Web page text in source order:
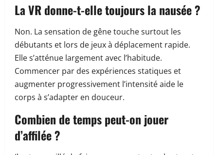
La VR donne-t-elle toujours la nausée ?
Non. La sensation de gêne touche surtout les
débutants et lors de jeux à déplacement rapide.
Elle s’atténue largement avec l’habitude.
Commencer par des expériences statiques et
augmenter progressivement l’intensité aide le
corps à s’adapter en douceur.
Combien de temps peut-on jouer
d’affilée ?